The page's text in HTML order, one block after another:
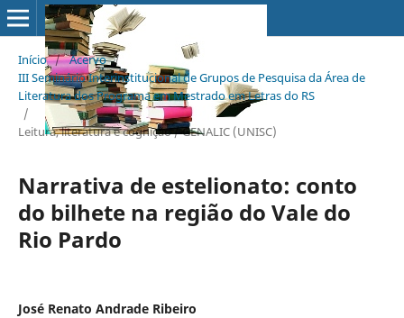
Início / Acervo /
III Seminário Interinstitucional de Grupos de Pesquisa da Área de
Literatura dos Programa em Mestrado em Letras do RS
/
Leitura, literatura e cognição / GENALIC (UNISC)
Narrativa de estelionato: conto
do bilhete na região do Vale do
Rio Pardo
José Renato Andrade Ribeiro